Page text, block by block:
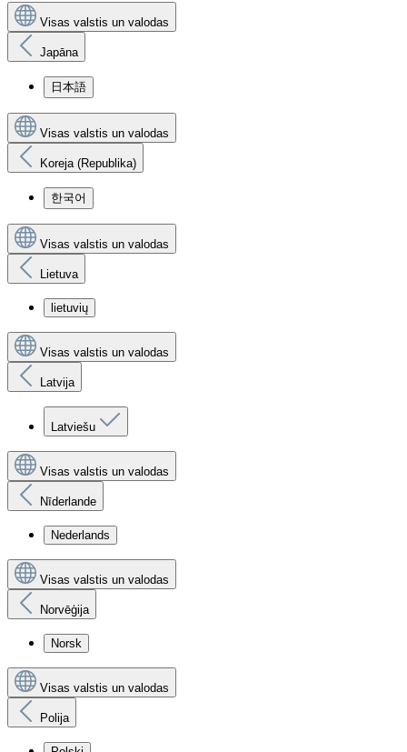
Visas valstis un valodas
Japāna
日本語
Visas valstis un valodas
Koreja (Republika)
한국어
Visas valstis un valodas
Lietuva
lietuvių
Visas valstis un valodas
Latvija
Latviešu
Visas valstis un valodas
Nīderlande
Nederlands
Visas valstis un valodas
Norvēģija
Norsk
Visas valstis un valodas
Polija